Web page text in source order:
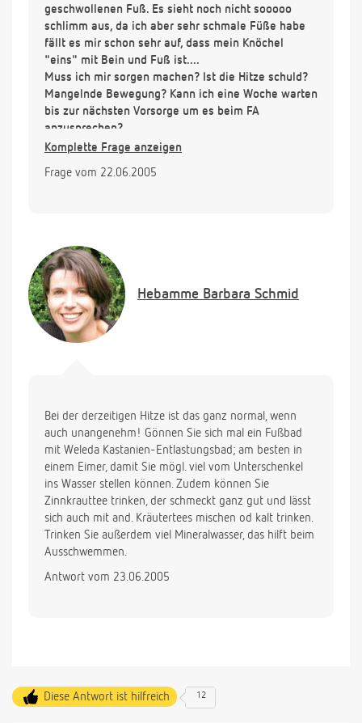
geschwollenen Fuß. Es sieht noch nicht sooooo
schlimm aus, da ich aber sehr schmale Füße habe
fällt es mir schon sehr auf, dass mein Knöchel
"eins" mit Bein und Fuß ist....
Muss ich mir sorgen machen? Ist die Hitze schuld?
Mangelnde Bewegung? Kann ich eine Woche warten
bis zur nächsten Vorsorge um es beim FA
anzusprechen?
Danke für eine Antwort hinsichtlich der nächsten
Komplette Frage anzeigen
Frage vom 22.06.2005
Hebamme Barbara Schmid
Bei der derzeitigen Hitze ist das ganz normal, wenn
auch unangenehm! Gönnen Sie sich mal ein Fußbad
mit Weleda Kastanien-Entlastungsbad; am besten in
einem Eimer, damit Sie mögl. viel vom Unterschenkel
ins Wasser stellen können. Zudem können Sie
Zinnkrauttee trinken, der schmeckt ganz gut und lässt
sich auch mit and. Kräutertees mischen od kalt trinken.
Trinken Sie außerdem viel Mineralwasser, das hilft beim
Ausschwemmen.
Antwort vom 23.06.2005
Diese Antwort ist hilfreich 12